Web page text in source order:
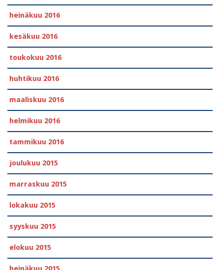
heinäkuu 2016
kesäkuu 2016
toukokuu 2016
huhtikuu 2016
maaliskuu 2016
helmikuu 2016
tammikuu 2016
joulukuu 2015
marraskuu 2015
lokakuu 2015
syyskuu 2015
elokuu 2015